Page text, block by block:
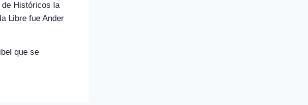
Históricos la
Libre fue Ander
que se